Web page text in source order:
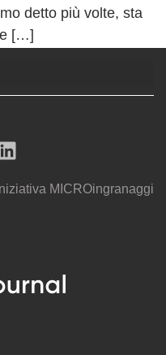
detto più volte, sta
[…]
MICROingranaggi